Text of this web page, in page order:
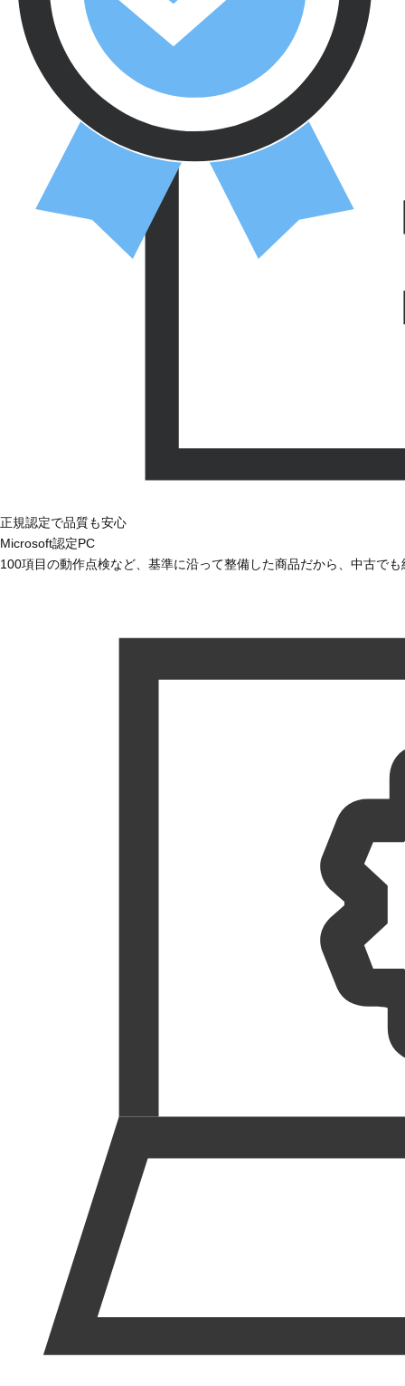
正規認定で品質も安心
Microsoft認定PC
100項目の動作点検など、基準に沿って整備した商品だから、中古で